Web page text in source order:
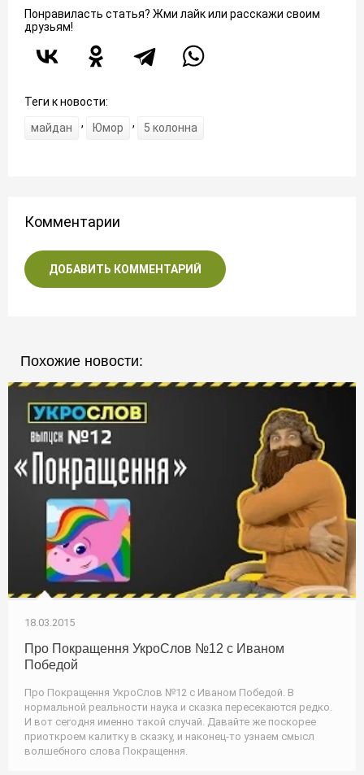
Понравиласть статья? Жми лайк или расскажи своим
друзьям!
Теги к новости:
майдан
, Юмор , 5 колонна
Комментарии
ДОБАВИТЬ КОММЕНТАРИЙ
Похожие новости:
18.03.2015
Про Покращення УкроСлов №12 с Иваном
Победой
Про Покращення УкроСлов №12 с Иваном Победой. В
нормальной реальности наука и сказка пересекаются редко.
И вот сегодня именно такой случай. Давайте же поскорее
приоткроем калитку в сказку, и наконец-то узнаем смысл
волшебного слова Покращення.